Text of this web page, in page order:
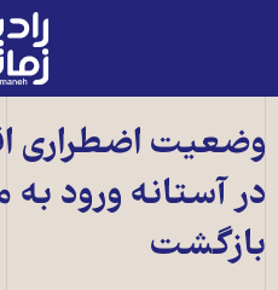
رادیو
زمانه
به
صفحه
اصلی
وضعیت اضطراری
در آستانه ورود
بازگشت